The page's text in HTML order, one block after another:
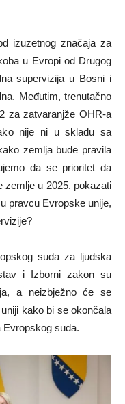
izuzetnog značaja za
u Evropi od Drugog
supervizija u Bosni i
Međutim, trenutačno
za zatvaranjže OHR-a
nije ni u skladu sa
zemlja bude pravila
da se prioritet da
zemlje u 2025. pokazati
pravcu Evropske unije,
suda za ljudska
i Izborni zakon su
a neizbježno će se
kako bi se okončala
suda.